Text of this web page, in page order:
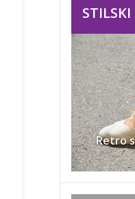
STILSKI
Retro